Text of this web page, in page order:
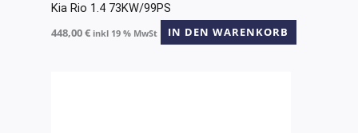
Kia Rio 1.4 73KW/99PS
448,00€ inkl 19 % MwSt IN DEN WARENKORB